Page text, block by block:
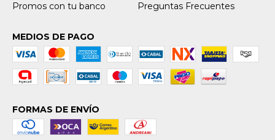
Promos con tu banco Preguntas Frecuentes
MEDIOS DE PAGO
FORMAS DE ENVÍO